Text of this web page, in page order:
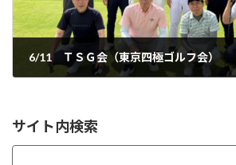
6/11 ＴＳＧ会（東京四極ゴルフ会）
サイト内検索
検